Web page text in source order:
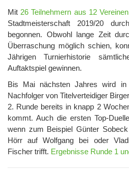
Mit 26 Teilnehmern aus 12 Vereinen
Stadtmeisterschaft 2019/20
begonnen. Obwohl lange Zeit
Überraschung möglich schien,
Jährigen Turnierhistorie
Auftaktspiel gewinnen.
Bis Mai nächsten Jahres wird
Nachfolger von Titelverteidiger
2. Runde bereits in knapp 2
kommt. Auch die ersten Top-
wenn zum Beispiel Günter
Hörr auf Wolfgang bei oder
Fischer trifft. Ergebnisse Runde 1